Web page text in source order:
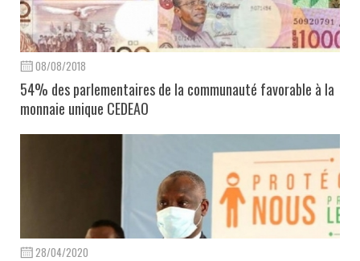
08/08/2018
54% des parlementaires de la communauté favorable à la
monnaie unique CEDEAO
28/04/2020